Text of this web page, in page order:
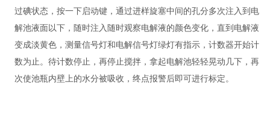
过碘状态，按一下启动键，通过进样旋塞中间的孔分多次注入到电
解池液面以下，随时注入随时观察电解液的颜色变化，直到电解液
变成淡黄色，测量信号灯和电解信号灯绿灯有指示，计数器开始计
数为止。待计数停止，再停止搅拌，拿起电解池轻轻晃动几下，再
次使池瓶内壁上的水分被吸收，终点报警后即可进行标定。